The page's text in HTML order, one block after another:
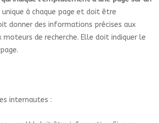
à chaque page et doit être
donner des informations précises aux
de recherche. Elle doit indiquer le
internautes :